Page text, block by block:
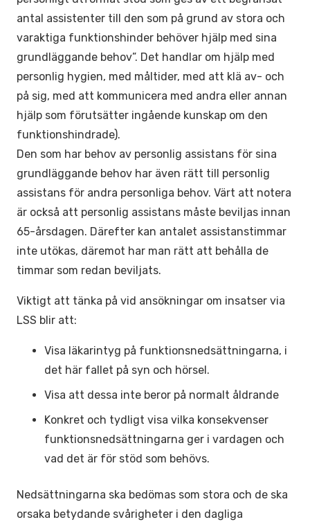
antal assistenter till den som på grund av stora och
varaktiga funktionshinder behöver hjälp med sina
grundläggande behov”. Det handlar om hjälp med
personlig hygien, med måltider, med att klä av- och
på sig, med att kommunicera med andra eller annan
hjälp som förutsätter ingående kunskap om den
funktionshindrade).
Den som har behov av personlig assistans för sina
grundläggande behov har även rätt till personlig
assistans för andra personliga behov. Värt att notera
är också att personlig assistans måste beviljas innan
65-årsdagen. Därefter kan antalet assistanstimmar
inte utökas, däremot har man rätt att behålla de
timmar som redan beviljats.
Viktigt att tänka på vid ansökningar om insatser via
LSS blir att:
Visa läkarintyg på funktionsnedsättningarna, i
det här fallet på syn och hörsel.
Visa att dessa inte beror på normalt åldrande
Konkret och tydligt visa vilka konsekvenser
funktionsnedsättningarna ger i vardagen och
vad det är för stöd som behövs.
Nedsättningarna ska bedömas som stora och de ska
orsaka betydande svårigheter i den dagliga